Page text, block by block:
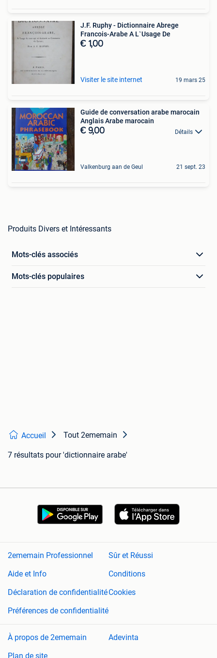
J.F. Ruphy - Dictionnaire Abrege
Francois-Arabe A L`Usage De
€ 1,00
Visiter le site internet 19 mars 25
Guide de conversation arabe marocain
Anglais Arabe marocain
€ 9,00 Détails
Valkenburg aan de Geul 21 sept. 23
Produits Divers et Intéressants
Mots-clés associés
Mots-clés populaires
Accueil Tout 2ememain
7 résultats pour 'dictionnaire arabe'
2ememain Professionnel
Sûr et Réussi
Aide et Info
Conditions
Déclaration de confidentialitéCookies
Préférences de confidentialité
À propos de 2ememain
Adevinta
Plan de site